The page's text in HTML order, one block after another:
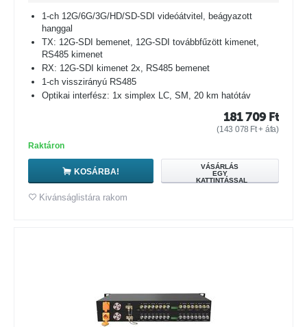
1-ch 12G/6G/3G/HD/SD-SDI videóátvitel, beágyazott
hanggal
TX: 12G-SDI bemenet, 12G-SDI továbbfűzött kimenet,
RS485 kimenet
RX: 12G-SDI kimenet 2x, RS485 bemenet
1-ch visszirányú RS485
Optikai interfész: 1x simplex LC, SM, 20 km hatótáv
181 709 Ft
(143 078 Ft+ áfa)
Raktáron
KOSÁRBA!
VÁSÁRLÁS
EGY
KATTINTÁSSAL
Kivánságlistára rakom